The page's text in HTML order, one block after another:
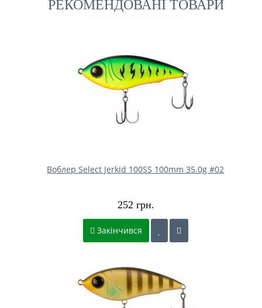
РЕКОМЕНДОВАНІ ТОВАРИ
Воблер Select Jerkid 100SS 100mm 35.0g #02
252 грн.
Закінчився